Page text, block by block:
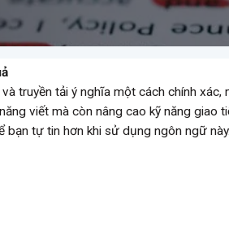
truyền tải ý nghĩa một cách chính xác,
viết mà còn nâng cao kỹ năng giao
bạn tự tin hơn khi sử dụng ngôn ngữ này.